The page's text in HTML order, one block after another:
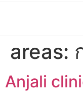
areas:
Anjali